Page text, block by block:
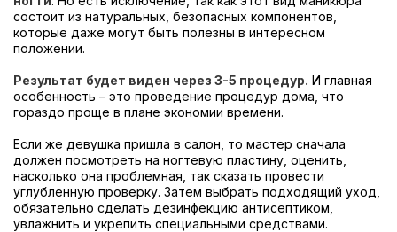
состоит из натуральных, безопасных компонентов,
которые даже могут быть полезны в интересном
положении.
Результат будет виден через 3-5 процедур. И главная
особенность – это проведение процедур дома, что
гораздо проще в плане экономии времени.
Если же девушка пришла в салон, то мастер сначала
должен посмотреть на ногтевую пластину, оценить,
насколько она проблемная, так сказать провести
углубленную проверку. Затем выбрать подходящий уход,
обязательно сделать дезинфекцию антисептиком,
увлажнить и укрепить специальными средствами.